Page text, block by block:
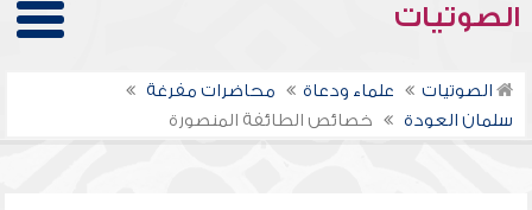
الصوتيات
الصوتيات علماء ودعاة
محاضرات مفرغة
سلمان العودة
خصائص الطائفة المنصورة